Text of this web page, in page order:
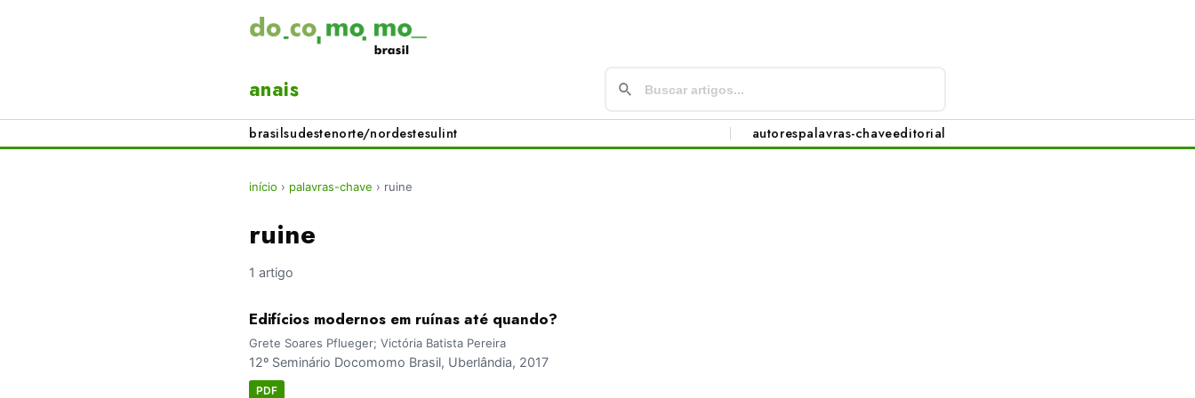
anais
brasilsudestenorte/nordestesulint autorespalavras-chaveeditorial
início › palavras-chave › ruine
ruine
1 artigo
Edifícios modernos em ruínas até quando?
Grete Soares Pflueger; Victória Batista Pereira
12º Seminário Docomomo Brasil, Uberlândia, 2017
PDF